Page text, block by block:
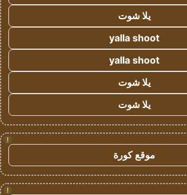
يلا شوت
yalla shoot
yalla shoot
يلا شوت
يلا شوت
!
موقع كورة
!